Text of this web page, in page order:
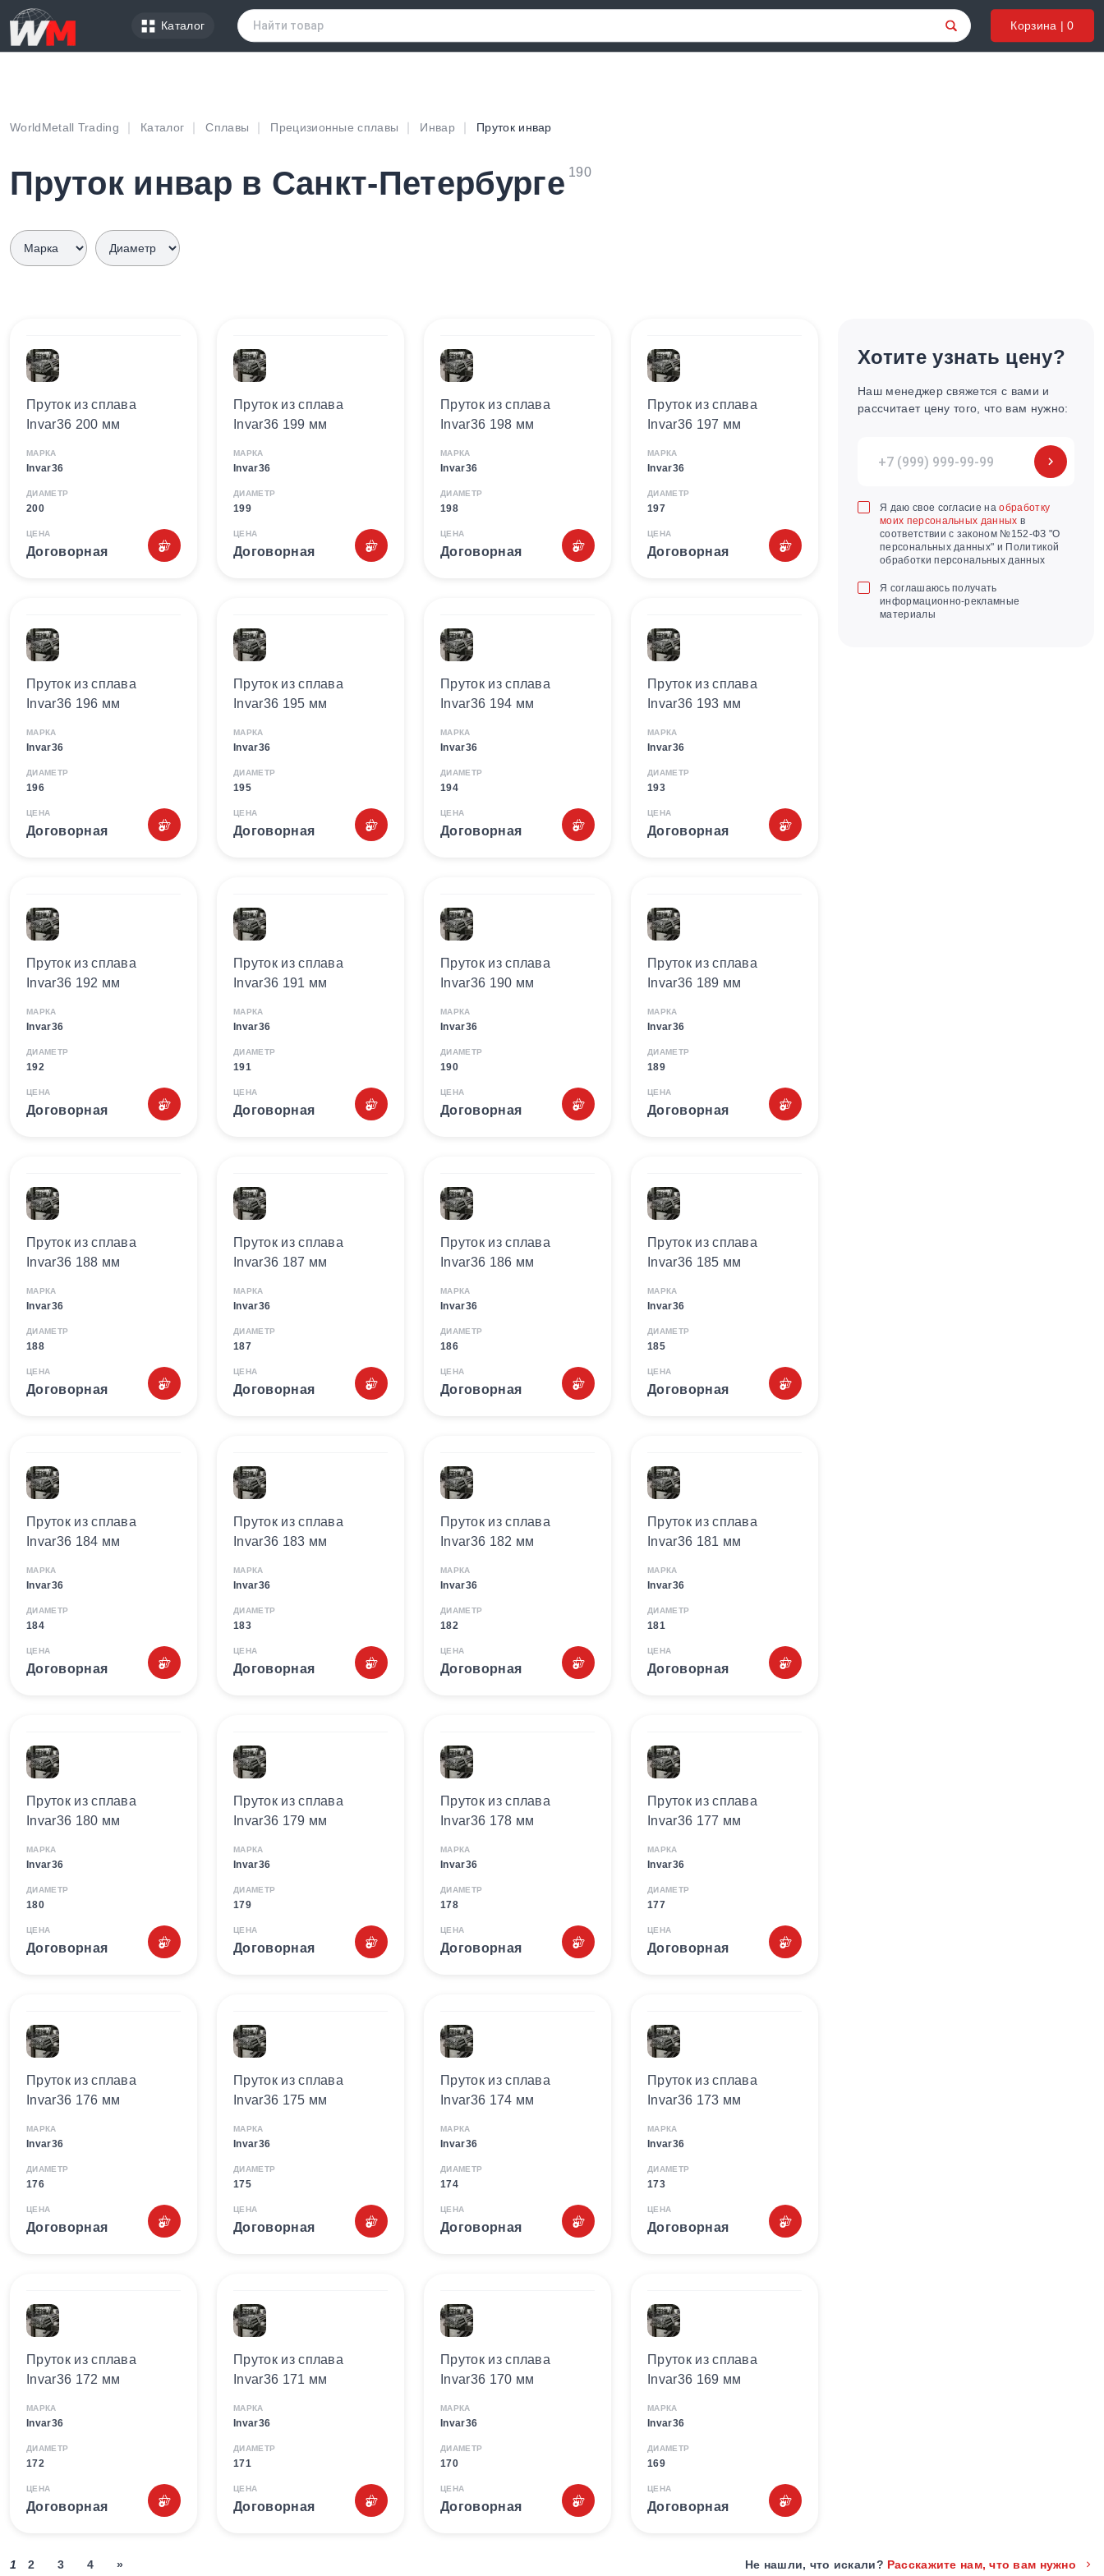
Каталог Корзина |0
WorldMetall Trading Каталог Сплавы Прецизионные сплавы Инвар Пруток инвар
Пруток инвар в Санкт-Петербурге 190
Пруток из сплава
Invar36 200 мм
МАРКА
Invar36
ДИАМЕТР
200
ЦЕНА
Договорная
Пруток из сплава
Invar36 199 мм
МАРКА
Invar36
ДИАМЕТР
199
ЦЕНА
Договорная
Пруток из сплава
Invar36 198 мм
МАРКА
Invar36
ДИАМЕТР
198
ЦЕНА
Договорная
Пруток из сплава
Invar36 197 мм
МАРКА
Invar36
ДИАМЕТР
197
ЦЕНА
Договорная
Пруток из сплава
Invar36 196 мм
МАРКА
Invar36
ДИАМЕТР
196
ЦЕНА
Договорная
Пруток из сплава
Invar36 195 мм
МАРКА
Invar36
ДИАМЕТР
195
ЦЕНА
Договорная
Пруток из сплава
Invar36 194 мм
МАРКА
Invar36
ДИАМЕТР
194
ЦЕНА
Договорная
Пруток из сплава
Invar36 193 мм
МАРКА
Invar36
ДИАМЕТР
193
ЦЕНА
Договорная
Пруток из сплава
Invar36 192 мм
МАРКА
Invar36
ДИАМЕТР
192
ЦЕНА
Договорная
Пруток из сплава
Invar36 191 мм
МАРКА
Invar36
ДИАМЕТР
191
ЦЕНА
Договорная
Пруток из сплава
Invar36 190 мм
МАРКА
Invar36
ДИАМЕТР
190
ЦЕНА
Договорная
Пруток из сплава
Invar36 189 мм
МАРКА
Invar36
ДИАМЕТР
189
ЦЕНА
Договорная
Пруток из сплава
Invar36 188 мм
МАРКА
Invar36
ДИАМЕТР
188
ЦЕНА
Договорная
Пруток из сплава
Invar36 187 мм
МАРКА
Invar36
ДИАМЕТР
187
ЦЕНА
Договорная
Пруток из сплава
Invar36 186 мм
МАРКА
Invar36
ДИАМЕТР
186
ЦЕНА
Договорная
Пруток из сплава
Invar36 185 мм
МАРКА
Invar36
ДИАМЕТР
185
ЦЕНА
Договорная
Пруток из сплава
Invar36 184 мм
МАРКА
Invar36
ДИАМЕТР
184
ЦЕНА
Договорная
Пруток из сплава
Invar36 183 мм
МАРКА
Invar36
ДИАМЕТР
183
ЦЕНА
Договорная
Пруток из сплава
Invar36 182 мм
МАРКА
Invar36
ДИАМЕТР
182
ЦЕНА
Договорная
Пруток из сплава
Invar36 181 мм
МАРКА
Invar36
ДИАМЕТР
181
ЦЕНА
Договорная
Пруток из сплава
Invar36 180 мм
МАРКА
Invar36
ДИАМЕТР
180
ЦЕНА
Договорная
Пруток из сплава
Invar36 179 мм
МАРКА
Invar36
ДИАМЕТР
179
ЦЕНА
Договорная
Пруток из сплава
Invar36 178 мм
МАРКА
Invar36
ДИАМЕТР
178
ЦЕНА
Договорная
Пруток из сплава
Invar36 177 мм
МАРКА
Invar36
ДИАМЕТР
177
ЦЕНА
Договорная
Пруток из сплава
Invar36 176 мм
МАРКА
Invar36
ДИАМЕТР
176
ЦЕНА
Договорная
Пруток из сплава
Invar36 175 мм
МАРКА
Invar36
ДИАМЕТР
175
ЦЕНА
Договорная
Пруток из сплава
Invar36 174 мм
МАРКА
Invar36
ДИАМЕТР
174
ЦЕНА
Договорная
Пруток из сплава
Invar36 173 мм
МАРКА
Invar36
ДИАМЕТР
173
ЦЕНА
Договорная
Пруток из сплава
Invar36 172 мм
МАРКА
Invar36
ДИАМЕТР
172
ЦЕНА
Договорная
Пруток из сплава
Invar36 171 мм
МАРКА
Invar36
ДИАМЕТР
171
ЦЕНА
Договорная
Пруток из сплава
Invar36 170 мм
МАРКА
Invar36
ДИАМЕТР
170
ЦЕНА
Договорная
Пруток из сплава
Invar36 169 мм
МАРКА
Invar36
ДИАМЕТР
169
ЦЕНА
Договорная
Хотите узнать цену?
Наш менеджер свяжется с вами и
рассчитает цену того, что вам нужно:
Я даю свое согласие наобработку
моих персональных данных в
соответствии с законом №152-ФЗ "О
персональных данных" и Политикой
обработки персональных данных
Я соглашаюсь получать
информационно-рекламные
материалы
1 2 3 4 » Не нашли, что искали? Расскажите нам, что вам нужно